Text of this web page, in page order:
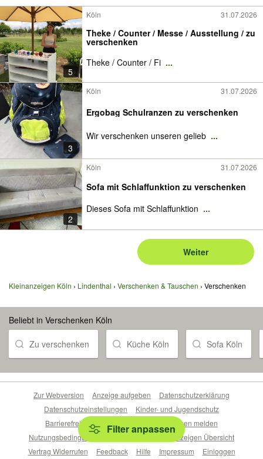
5
Köln 31.07.2026
Theke / Counter / Messe / Ausstellung / zu
verschenken
Theke / Counter / Fi ...
3
Köln 31.07.2026
Ergobag Schulranzen zu verschenken
Wir verschenken unseren gelieb ...
2
Köln 31.07.2026
Sofa mit Schlaffunktion zu verschenken
Dieses Sofa mit Schlaffunktion ...
Weiter
Kleinanzeigen Köln Lindenthal Verschenken & Tauschen Verschenken
Beliebt in Verschenken Köln
Zu verschenken Küche Köln Sofa Köln
Filter anpassen
Zur Webversion Anzeige aufgeben
Datenschutzerklärung
Datenschutzeinstellungen
Kinder- und Jugendschutz
Barrierefreiheitserklärung
Sicherheitslücken melden
Nutzungsbedingungen
Beliebte Suchen
Anzeigen Übersicht
Vertrag Widerrufen
Feedback Hilfe Impressum Einloggen